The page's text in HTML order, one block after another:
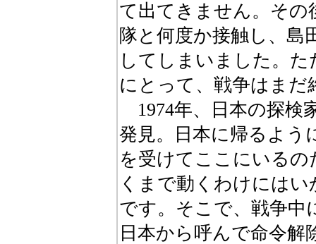
て出てきません。その
隊と何度か接触し、島
してしまいました。
にとって、戦争はま
1974年、日本の探検
発見。日本に帰るよう
を受けてここにいる
くまで動くわけには
です。そこで、戦争中
日本から呼んで命令